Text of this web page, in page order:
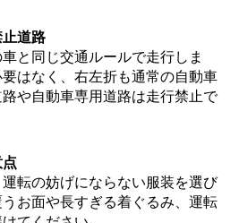
道路
と同じ交通ルールで走行しま
はなく、右左折も通常の自動車
や自動車専用道路は走行禁止で
転の妨げにならない服装を選び
お面や長すぎる着ぐるみ、運転